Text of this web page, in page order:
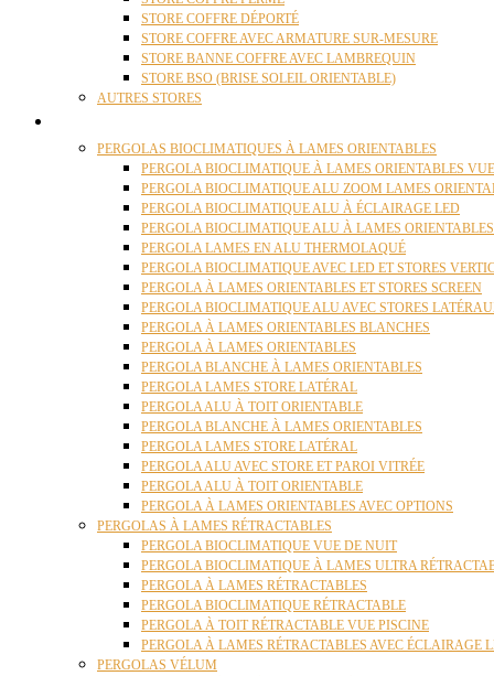
STORE COFFRE DÉPORTÉ
STORE COFFRE AVEC ARMATURE SUR-MESURE
STORE BANNE COFFRE AVEC LAMBREQUIN
STORE BSO (BRISE SOLEIL ORIENTABLE)
AUTRES STORES
PERGOLAS BIOCLIMATIQUES À LAMES ORIENTABLES
PERGOLA BIOCLIMATIQUE À LAMES ORIENTABLES
PERGOLA BIOCLIMATIQUE ALU ZOOM LAMES
PERGOLA BIOCLIMATIQUE ALU À ÉCLAIRAGE LED
PERGOLA BIOCLIMATIQUE ALU À LAMES
PERGOLA LAMES EN ALU THERMOLAQUÉ
PERGOLA BIOCLIMATIQUE AVEC LED ET STORES
PERGOLA À LAMES ORIENTABLES ET STORES SCREEN
PERGOLA BIOCLIMATIQUE ALU AVEC STORES
PERGOLA À LAMES ORIENTABLES BLANCHES
PERGOLA À LAMES ORIENTABLES
PERGOLA BLANCHE À LAMES ORIENTABLES
PERGOLA LAMES STORE LATÉRAL
PERGOLA ALU À TOIT ORIENTABLE
PERGOLA BLANCHE À LAMES ORIENTABLES
PERGOLA LAMES STORE LATÉRAL
PERGOLA ALU AVEC STORE ET PAROI VITRÉE
PERGOLA ALU À TOIT ORIENTABLE
PERGOLA À LAMES ORIENTABLES AVEC OPTIONS
PERGOLAS À LAMES RÉTRACTABLES
PERGOLA BIOCLIMATIQUE VUE DE NUIT
PERGOLA BIOCLIMATIQUE À LAMES ULTRA
PERGOLA À LAMES RÉTRACTABLES
PERGOLA BIOCLIMATIQUE RÉTRACTABLE
PERGOLA À TOIT RÉTRACTABLE VUE PISCINE
PERGOLA À LAMES RÉTRACTABLES AVEC ÉCLAIRAGE
PERGOLAS VÉLUM